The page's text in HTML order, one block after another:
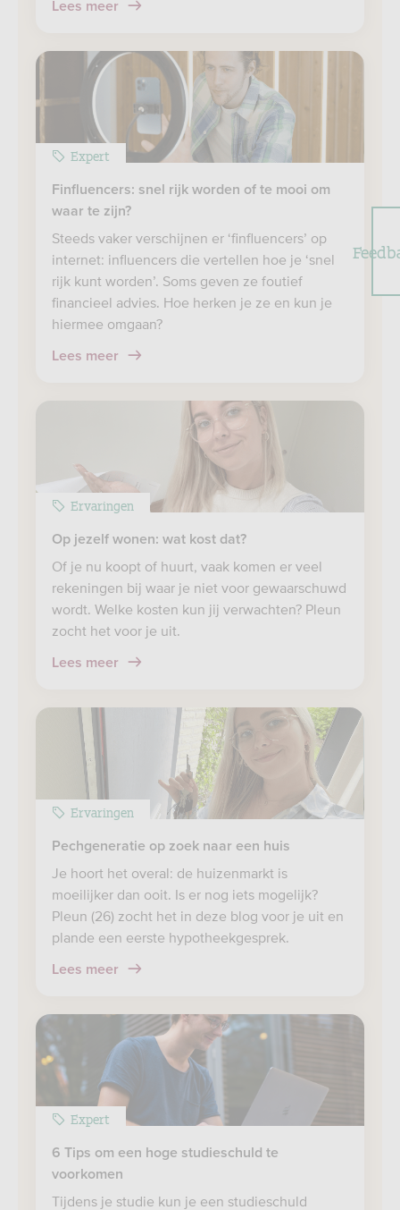
Lees meer
Expert
Finfluencers: snel rijk worden of te mooi om
waar te zijn?
Steeds vaker verschijnen er ‘finfluencers’ op
internet: influencers die vertellen hoe je ‘snel
rijk kunt worden’. Soms geven ze foutief
financieel advies. Hoe herken je ze en kun je
hiermee omgaan?
Lees meer
Ervaringen
Op jezelf wonen: wat kost dat?
Of je nu koopt of huurt, vaak komen er veel
rekeningen bij waar je niet voor gewaarschuwd
wordt. Welke kosten kun jij verwachten? Pleun
zocht het voor je uit.
Lees meer
Ervaringen
Pechgeneratie op zoek naar een huis
Je hoort het overal: de huizenmarkt is
moeilijker dan ooit. Is er nog iets mogelijk?
Pleun (26) zocht het in deze blog voor je uit en
plande een eerste hypotheekgesprek.
Lees meer
Expert
6 Tips om een hoge studieschuld te
voorkomen
Tijdens je studie kun je een studieschuld